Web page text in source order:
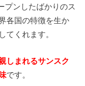
プンしたばかりのス
各国の特徴を生か
てくれます。
しまれるサンスク
です。